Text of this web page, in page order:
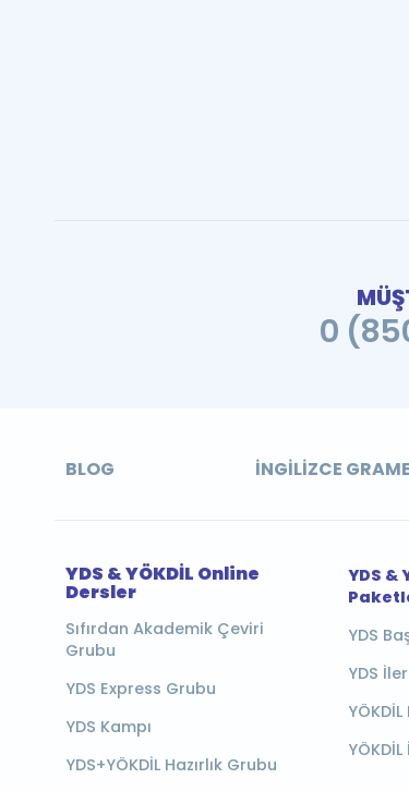
0
BLOG İNGILIZCE
YDS & YÖKDİL Online
Dersler
Sıfırdan Akademik Çeviri
Grubu
YDS Express Grubu
YDS Kampı
YDS+YÖKDİL Hazırlık Grubu
YDS &
YDS
YDS